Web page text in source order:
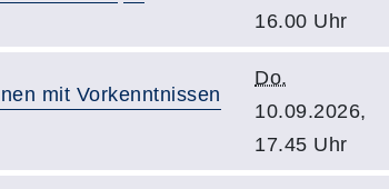
16.00 Uhr
mit Vorkenntnissen
Do.
10.09.2026,
17.45 Uhr